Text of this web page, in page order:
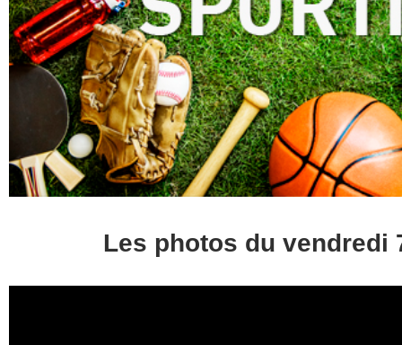
Les photos du vendredi